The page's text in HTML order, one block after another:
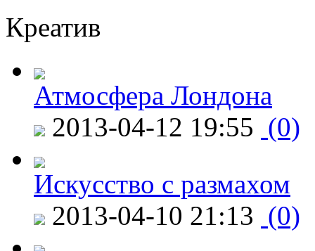
Креатив
Атмосфера Лондона
2013-04-12 19:55 (0)
Искусство с размахом
2013-04-10 21:13 (0)